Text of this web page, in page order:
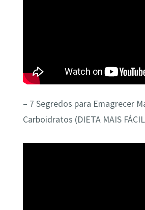
– 7 Segredos para Emagrecer
Carboidratos (DIETA MAIS